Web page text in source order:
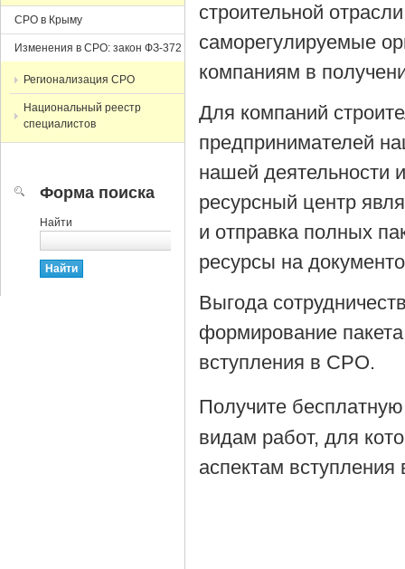
строительной
саморегулируемые
компаниям в
Для компаний
предпринимателей
нашей деятельности
ресурсный центр
и отправка полных
ресурсы на
Выгода
формирование
вступления в СРО.
Получите
видам работ, для
аспектам
СРО в Крыму
Изменения в СРО: закон ФЗ-372
Регионализация СРО
Национальный реестр
специалистов
Форма поиска
Найти